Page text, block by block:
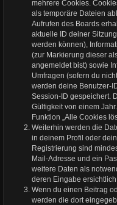
mehrere Cookies.
als temporäre Dateien
Aufrufen des Boards
aktuelle ID deiner
werden können),
(zur Markierung dieser
angemeldet bist) sowie
Umfragen (sofern du
werden deine Benutzer-
Session-ID gespeichert.
Gültigkeit von einem
Funktion „Alle Cookies
Weiterhin werden die
in deinem Profil oder
Registrierung sind
Mail-Adresse und ein
weitere Daten als
deren Eingabe ersichtlich.
Wenn du einen Beitrag
werden die dort